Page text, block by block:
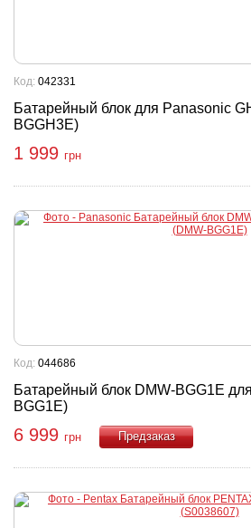
Батарейный блок для Panasonic
BGGH3E)
Код: 042331
1 999 грн
Батарейный блок DMW-BGG1E
BGG1E)
Код: 044686
6 999 грн